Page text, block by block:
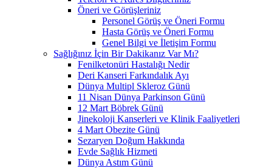
Öneri ve Görüşleriniz
Personel Görüş ve Öneri Formu
Hasta Görüş ve Öneri Formu
Genel Bilgi ve İletişim Formu
Sağlığınız İçin Bir Dakikanız Var Mı?
Fenilketonüri Hastalığı Nedir
Deri Kanseri Farkındalık Ayı
Dünya Multipl Skleroz Günü
11 Nisan Dünya Parkinson Günü
12 Mart Böbrek Günü
Jinekoloji Kanserleri ve Klinik Faaliyetleri
4 Mart Obezite Günü
Sezaryen Doğum Hakkında
Evde Sağlık Hizmeti
Dünya Astım Günü